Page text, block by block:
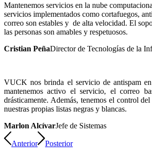
Mantenemos servicios en la nube
servicios implementados como cortafuegos,
correo son estables y de alta velocidad. El
las personas son amables y respetuosos.
Cristian PeñaDirector de Tecnologías de la
VUCK nos brinda el servicio de antispam
mantenemos activo el servicio, el correo
drásticamente. Además, tenemos el control
nuestras propias listas negras y blancas.
Marlon AlcívarJefe de Sistemas
Anterior Posterior